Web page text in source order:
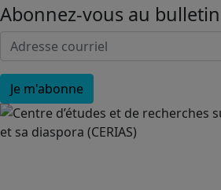
Abonnez-vous au bulletin